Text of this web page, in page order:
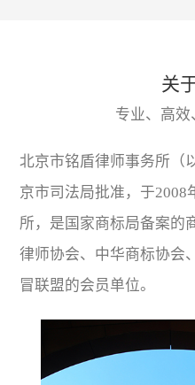
关
专业、高效
北京市铭盾律师事务所（
京市司法局批准，于2008
所，是国家商标局备案的
律师协会、中华商标协会
冒联盟的会员单位。